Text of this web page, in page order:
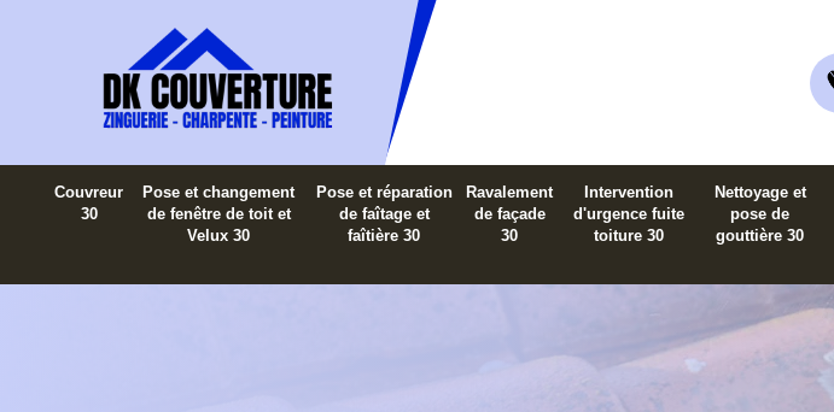
Couvreur
30
Pose et changement
de fenêtre de toit et
Velux 30
Pose et réparation
de faîtage et
faîtière 30
Ravalement
de façade
30
Intervention
d'urgence fuite
toiture 30
Nettoyage et
pose de
gouttière 30